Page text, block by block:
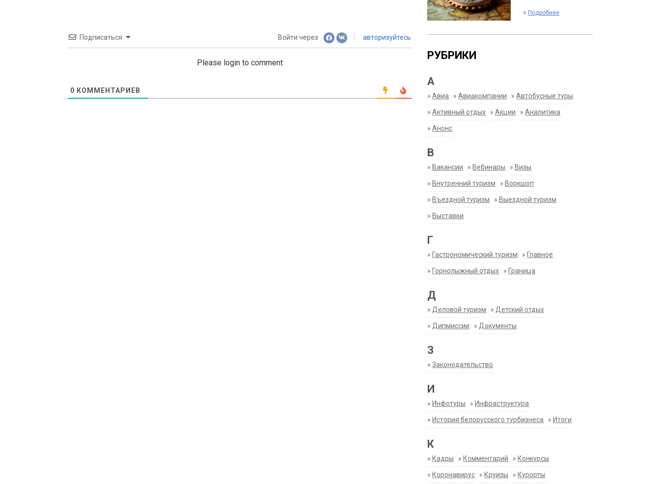
Подписаться Войти через авторизуйтесь
Please login to comment
0 КОММЕНТАРИЕВ
» Подробнее
РУБРИКИ
А
»Авиа »Авиакомпании »Автобусные туры
»Активный отдых »Акции »Аналитика
»Анонс
В
» Вакансии » Вебинары » Визы
» Внутренний туризм » Воркшоп
» Въездной туризм » Выездной туризм
» Выставки
Г
» Гастрономический туризм » Главное
» Горнолыжный отдых » Граница
Д
» Деловой туризм » Детский отдых
» Дипмиссии » Документы
З
»Законодательство
И
» Инфотуры » Инфраструктура
» История белорусского турбизнеса » Итоги
К
» Кадры » Комментарий » Конкурсы
» Коронавирус » Круизы » Курорты